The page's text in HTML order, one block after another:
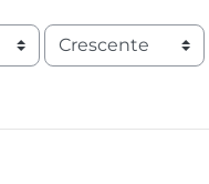
Ordine